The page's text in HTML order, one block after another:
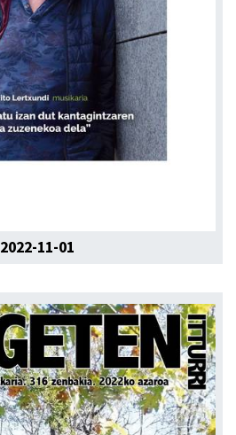
2022-11-01